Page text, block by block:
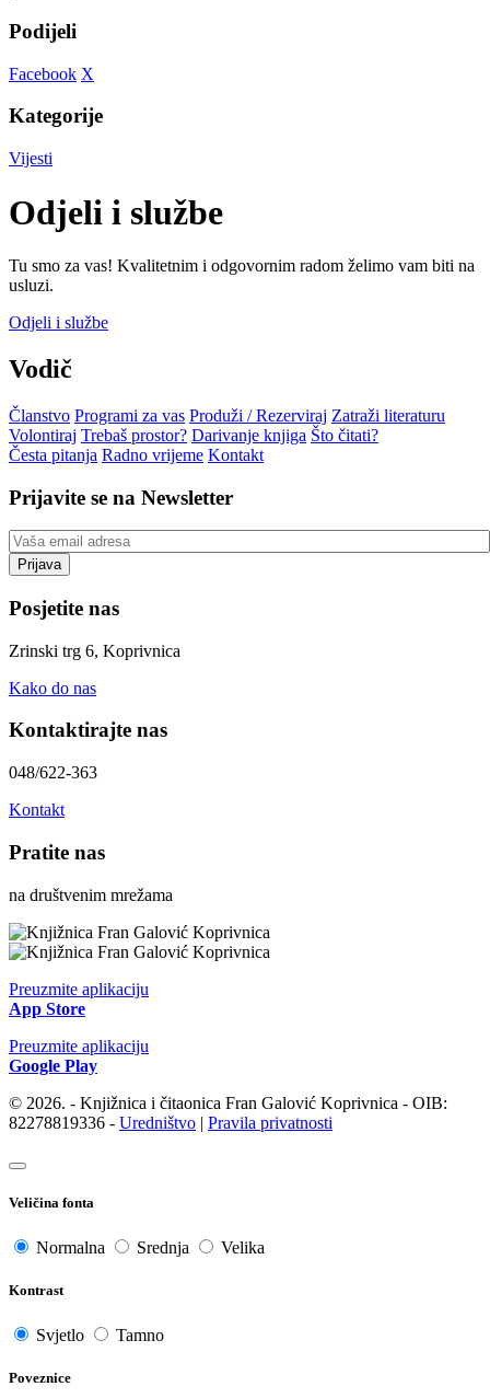
Podijeli
Facebook X
Kategorije
Vijesti
Odjeli i službe
Tu smo za vas! Kvalitetnim i odgovornim radom želimo vam biti na
usluzi.
Odjeli i službe
Vodič
Članstvo Programi za vas Produži / Rezerviraj Zatraži literaturu
Volontiraj Trebaš prostor? Darivanje knjiga Što čitati?
Česta pitanja Radno vrijeme Kontakt
Prijavite se na Newsletter
Posjetite nas
Zrinski trg 6, Koprivnica
Kako do nas
Kontaktirajte nas
048/622-363
Kontakt
Pratite nas
na društvenim mrežama
Preuzmite aplikaciju
App Store
Preuzmite aplikaciju
Google Play
© 2026. - Knjižnica i čitaonica Fran Galović Koprivnica - OIB:
82278819336 - Uredništvo | Pravila privatnosti
Veličina fonta
Normalna Srednja Velika
Kontrast
Svjetlo Tamno
Poveznice